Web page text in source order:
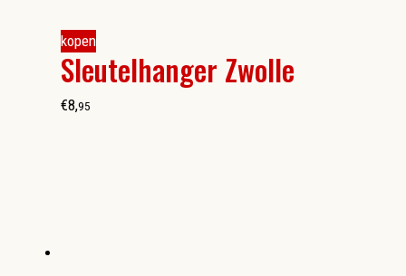
kopen
Sleutelhanger Zwolle
€8,95